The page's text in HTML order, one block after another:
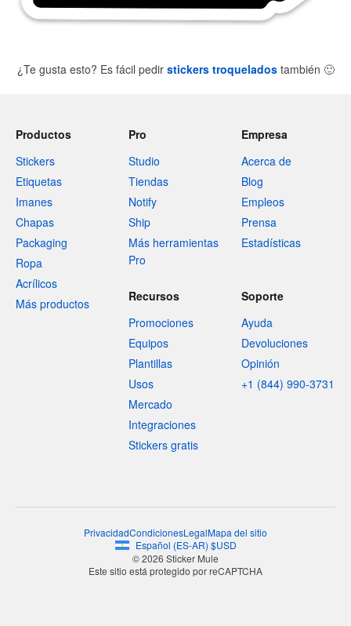
¿Te gusta esto? Es fácil pedir stickers troqueladostambién 🙂
Productos
Stickers
Etiquetas
Imanes
Chapas
Packaging
Ropa
Acrílicos
Más productos
Pro
Studio
Tiendas
Notify
Ship
Más herramientas
Pro
Empresa
Acerca de
Blog
Empleos
Prensa
Estadísticas
Recursos
Promociones
Equipos
Plantillas
Usos
Mercado
Integraciones
Stickers gratis
Soporte
Ayuda
Devoluciones
Opinión
+1 (844) 990-3731
PrivacidadCondicionesLegalMapa del sitio
Español (ES-AR) $USD
© 2026 Sticker Mule
Este sitio está protegido por reCAPTCHA